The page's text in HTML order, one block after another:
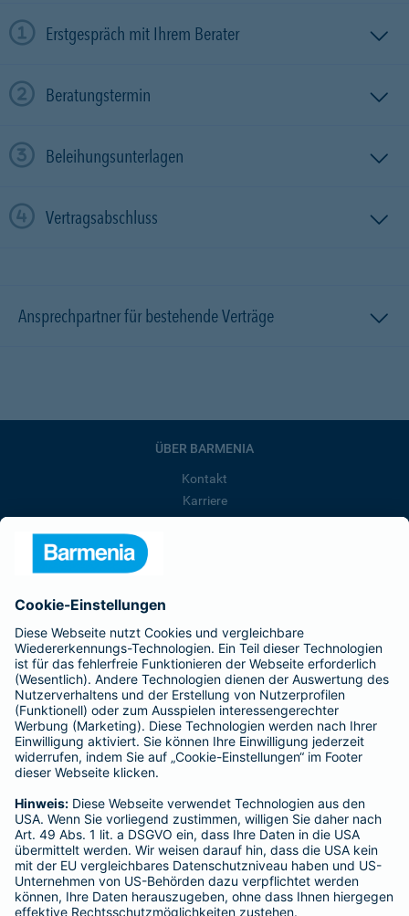
Erstgespräch mit Ihrem Berater
Beratungstermin
Beleihungsunterlagen
Vertragsabschluss
Ansprechpartner für bestehende Verträge
ÜBER BARMENIA
Kontakt
Karriere
Barmenia ist Teil der BarmeniaGothaer
BELIEBTE SEITEN
Kranken-Zusatzversicherung
Tierversicherungen
Haftpflichtversicherung
Hausratversicherung
Adresse ändern
Schaden melden
Kilometerstandsmeldung
Serviceübersicht